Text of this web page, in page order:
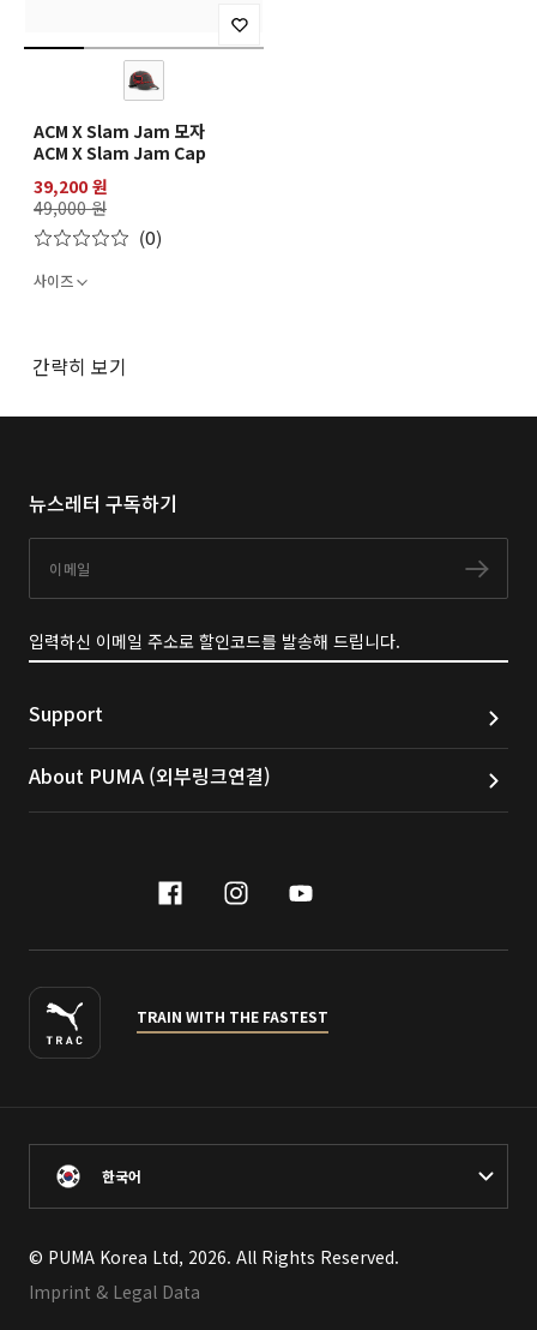
ACM X Slam Jam 모자
ACM X Slam Jam Cap
39,200 원
49,000 원
(0)
사이즈
간략히 보기
뉴스레터 구독하기
구독
입력하신 이메일 주소로 할인코드를 발송해 드립니다.
Support
About PUMA (외부링크연결)
facebook
instagram
youtube
TRAIN WITH THE FASTEST
한국어
© PUMA Korea Ltd, 2026. All Rights Reserved.
Imprint & Legal Data